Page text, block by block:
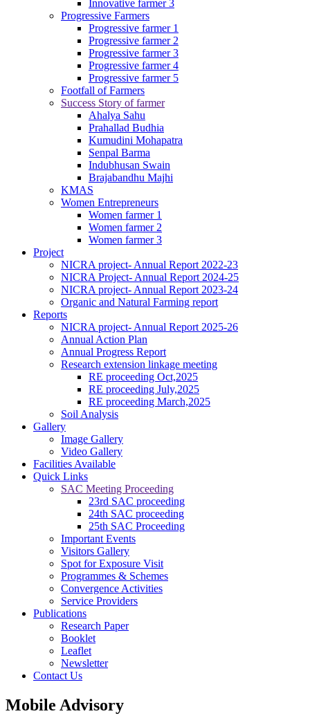
Innovative farmer 3
Progressive Farmers
Progressive farmer 1
Progressive farmer 2
Progressive farmer 3
Progressive farmer 4
Progressive farmer 5
Footfall of Farmers
Success Story of farmer
Ahalya Sahu
Prahallad Budhia
Kumudini Mohapatra
Senpal Barma
Indubhusan Swain
Brajabandhu Majhi
KMAS
Women Entrepreneurs
Women farmer 1
Women farmer 2
Women farmer 3
Project
NICRA project- Annual Report 2022-23
NICRA Project- Annual Report 2024-25
NICRA project- Annual Report 2023-24
Organic and Natural Farming report
Reports
NICRA project- Annual Report 2025-26
Annual Action Plan
Annual Progress Report
Research extension linkage meeting
RE proceeding Oct,2025
RE proceeding July,2025
RE proceeding March,2025
Soil Analysis
Gallery
Image Gallery
Video Gallery
Facilities Available
Quick Links
SAC Meeting Proceeding
23rd SAC proceeding
24th SAC proceeding
25th SAC Proceeding
Important Events
Visitors Gallery
Spot for Exposure Visit
Programmes & Schemes
Convergence Activities
Service Providers
Publications
Research Paper
Booklet
Leaflet
Newsletter
Contact Us
Mobile Advisory
କପାର ସଙ୍କର କିସମ ପାଇଁ ଜେଇ.କେ ଦୁର୍ଗା, ଅଟଳ,ଧାନୋ, ଗବର, ଶ୍ରୀ
ତୁଳସୀ, ଭାଗ୍ୟ, ଆକ୍କା, ଚନ୍ଦ୍ରମୁଖୀ ଉତ୍ତମ ଅଟେ
------------------------
ଗଜା ପୂର୍ବବର୍ତ୍ତୀ ଘାସମରା ଔଷଧ ପ୍ରୟୋଗ କରିନଥିଲେ ଧାନ ବୁଣିବାର 15
ରୁ 20 ଦିନରେ ଏକର ପ୍ରତି 120 ମି.ଲି ବିସ୍ପାଇରିବାକ୍ ସୋଡିୟମ୍
10%ଏସ.ସି 200 ଲି. ପାଣିରେ ସିଞ୍ଚନ୍ତୁ
------------------------
ସାଧାରଣ କପା ଚାଷପାଇଁ ୧ କି.ଗ୍ରା. ପ୍ରତି ଏକର ଏବଂ ସଘନ କପା
ଚାଷପାଇଁ ୫ କି.ଗ୍ରା. ପ୍ରତି ଏକର ବିହନ ଆବଶ୍ୟକ
------------------------
ବୁଣିବା ପୂର୍ବରୁ ୧ କିଗ୍ରା ମଞ୍ଜିକୁ ୭ ଗ୍ରାମ ଇମିଡାକ୍ଲୋପ୍ରିଡ୍ ୭୦ ଡବ୍ଲୁ.ଜି
ଦ୍ୱାରା ବିଶୋଧନ କରନ୍ତୁ ଯାହାଦ୍ୱାରା ଶୋଷକ ପୋକାମାନର ସଂକ୍ରମଣ
ହ୍ରାସ ପାଇବ
------------------------
ଚିନାବାଦାମର ପତ୍ର ସୁଡଙ୍ଗ ପୋକ : ବର୍ତମାନ ପାଗରେ ଉଚ୍ଚ ତାପମାତ୍ରା
ପାଇଁ ପତ୍ର ସୁଢଙ୍ଗ ପୋକର ପାଦୁର୍ଭାବ ଦେଖା ଦେବାର ସମ୍ଭାବନା ରହିଛି ।
ସଂକ୍ରମଣ ଦେଖା ଦେଲେ ନିୟନ୍ତ୍ରଣ ପାଇଁ ୨ ମିଲିଗ୍ରାମ Prophenophos
୫୦% ଇସି କୁ ପ୍ରତି ଏକ ଲିଟର ପାଣିରେ ମିଶାଇ ସିଞ୍ଚନ କେନ୍ତୁ ।
------------------------
ଚଣା ଓ ବୁଟର ୭୦ ରୁ ୮୦ ଭାଗ ଛୁଇଁ ପାକଳ ହୋଇଗଲେ ଅମଳ କରି
ଦିଅନ୍ତୁ ଏବଂ ଅମଳ ପରେ ମଞ୍ଜିକୁ ଖରାରେ ଭଲ ଭାବରେ ଶୁଖାନ୍ତୁ